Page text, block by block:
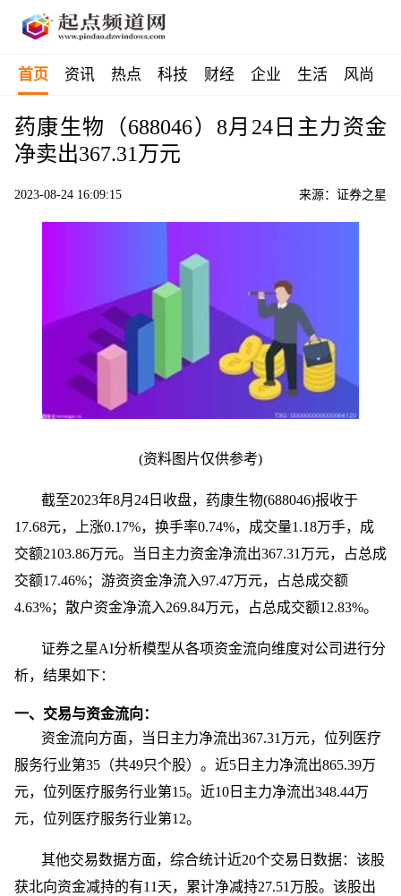
首页 资讯 热点 科技 财经 企业 生活 风尚
药康生物（688046）8月24日主力资金
净卖出367.31万元
2023-08-24 16:09:15 来源：证券之星
(资料图片仅供参考)
截至2023年8月24日收盘，药康生物(688046)报收于
17.68元，上涨0.17%，换手率0.74%，成交量1.18万手，成
交额2103.86万元。当日主力资金净流出367.31万元，占总成
交额17.46%；游资资金净流入97.47万元，占总成交额
4.63%；散户资金净流入269.84万元，占总成交额12.83%。
证券之星AI分析模型从各项资金流向维度对公司进行分
析，结果如下：
一、交易与资金流向：
资金流向方面，当日主力净流出367.31万元，位列医疗
服务行业第35（共49只个股）。近5日主力净流出865.39万
元，位列医疗服务行业第15。近10日主力净流出348.44万
元，位列医疗服务行业第12。
其他交易数据方面，综合统计近20个交易日数据：该股
获北向资金减持的有11天，累计净减持27.51万股。该股出